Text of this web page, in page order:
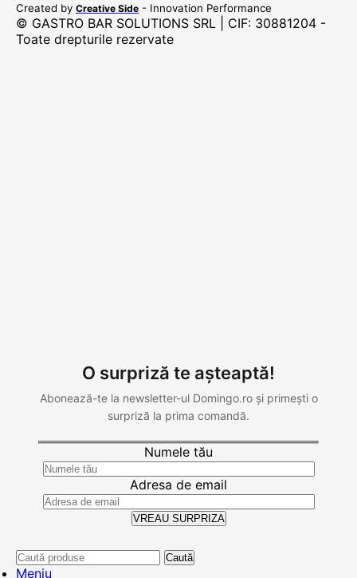
Created by Creative Side - Innovation Performance
© GASTRO BAR SOLUTIONS SRL | CIF: 30881204 -
Toate drepturile rezervate
O surpriză te așteaptă!
Abonează-te la newsletter-ul Domingo.ro și primești o
surpriză la prima comandă.
Numele tău
Adresa de email
Caută
Meniu